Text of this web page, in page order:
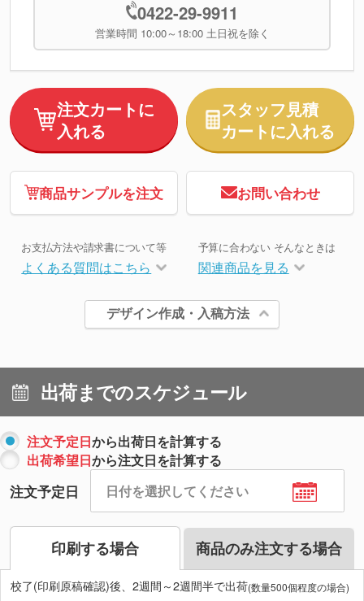
0422-29-9911
営業時間 10:00～18:00 土日祝を除く
注文カートに
入れる
スタッフ見積
カートに入れる
商品サンプルを注文 お問い合わせ
お支払方法や請求書について等
よくある質問はこちら
予算に合わない そんなときは
関連商品を見る
デザイン作成・入稿方法
出荷までのスケジュール
注文予定日から出荷日を計算する
出荷希望日から注文日を計算する
注文予定日
印刷する場合 商品のみ注文する場合
校了(印刷原稿確認)後、2週間～2週間半で出荷(数量500個程度の場合)